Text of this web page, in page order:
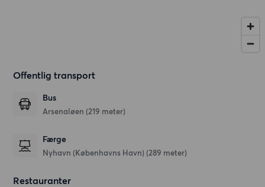
Offentlig transport
Bus
Arsenaløen (219 meter)
Færge
Nyhavn (Københavns Havn) (289 meter)
Restauranter